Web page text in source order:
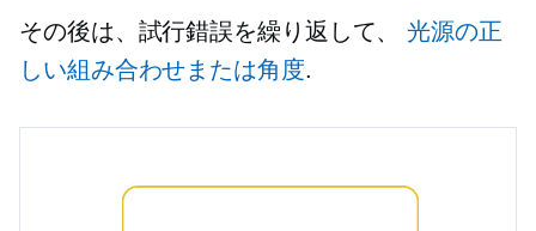
その後は、試行錯誤を繰り返して、光源の正
しい組み合わせまたは角度.